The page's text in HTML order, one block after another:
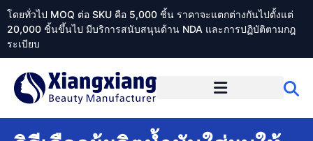
โดยทั่วไป MOQ ต่อ SKU คือ 5,000 ชิ้น ราคาจะแตกต่างกันไปตั้งแต่
20,000 ชิ้นขึ้นไป มีบริการสนับสนุนด้าน NDA และการปฏิบัติตามกฎ
ระเบียบ